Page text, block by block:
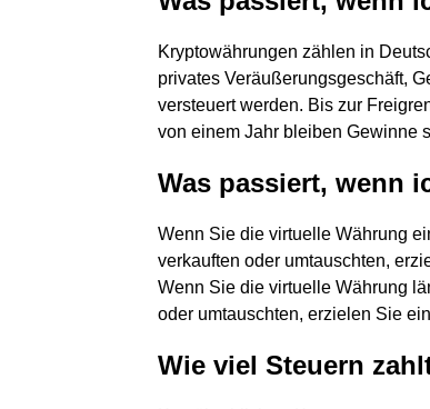
Kryptowährungen zählen in
privates Veräußerungsgeschäft,
versteuert werden. Bis zur
von einem Jahr bleiben Gewinne
Was passiert, wenn
Wenn Sie die virtuelle Währung
verkauften oder umtauschten,
Wenn Sie die virtuelle Währung
oder umtauschten, erzielen Sie
Wie viel Steuern